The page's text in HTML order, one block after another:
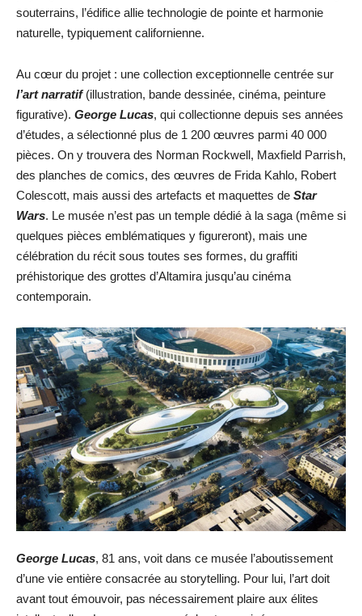
souterrains, l’édifice allie technologie de pointe et harmonie
naturelle, typiquement californienne.
Au cœur du projet : une collection exceptionnelle centrée sur
l’art narratif(illustration, bande dessinée, cinéma, peinture
figurative). George Lucas, qui collectionne depuis ses années
d’études, a sélectionné plus de 1 200 œuvres parmi 40 000
pièces. On y trouvera des Norman Rockwell, Maxfield Parrish,
des planches de comics, des œuvres de Frida Kahlo, Robert
Colescott, mais aussi des artefacts et maquettes de Star
Wars. Le musée n’est pas un temple dédié à la saga (même si
quelques pièces emblématiques y figureront), mais une
célébration du récit sous toutes ses formes, du graffiti
préhistorique des grottes d’Altamira jusqu’au cinéma
contemporain.
George Lucas, 81 ans, voit dans ce musée l’aboutissement
d’une vie entière consacrée au storytelling. Pour lui, l’art doit
avant tout émouvoir, pas nécessairement plaire aux élites